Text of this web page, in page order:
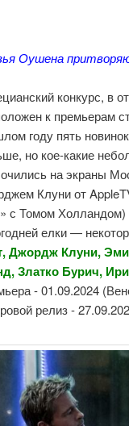
Оушена
конкурс, в
к премьерам
году пять
но кое-какие
на экраны
Клуни от
с Томом
елки —
Джордж Клуни,
Златко Бурич,
- 01.09.2024
релиз -